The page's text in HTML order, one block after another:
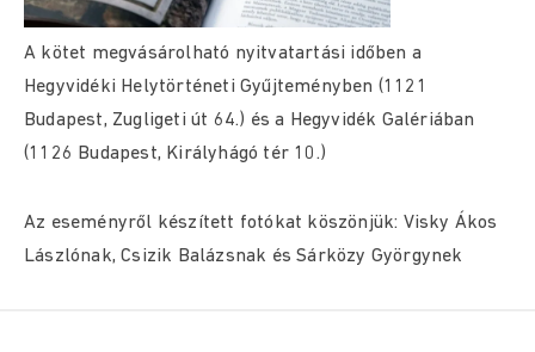
A kötet megvásárolható nyitvatartási időben a
Hegyvidéki Helytörténeti Gyűjteményben (1121
Budapest, Zugligeti út 64.) és a Hegyvidék Galériában
(1126 Budapest, Királyhágó tér 10.)
Az eseményről készített fotókat köszönjük: Visky Ákos
Lászlónak, Csizik Balázsnak és Sárközy Györgynek